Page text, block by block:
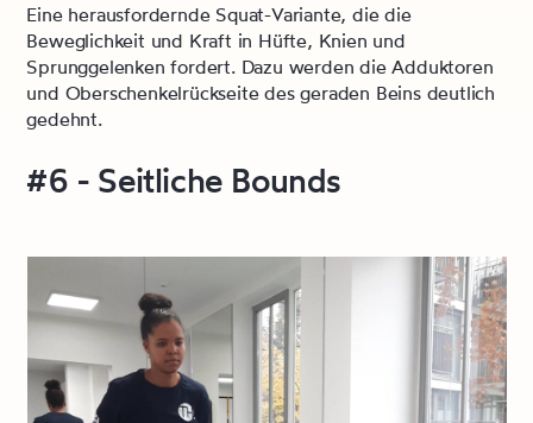
Eine herausfordernde Squat-Variante, die die
Beweglichkeit und Kraft in Hüfte, Knien und
Sprunggelenken fordert. Dazu werden die Adduktoren
und Oberschenkelrückseite des geraden Beins deutlich
gedehnt.
#6 - Seitliche Bounds